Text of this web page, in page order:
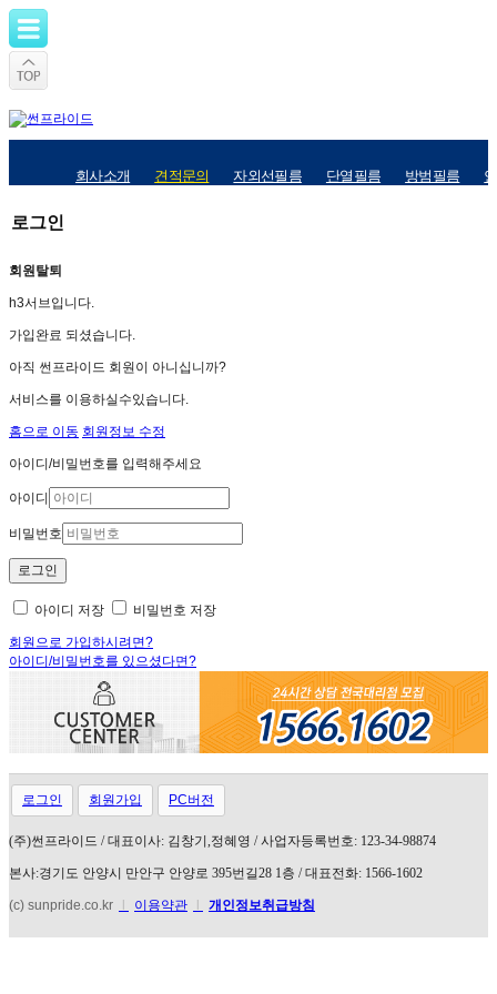
회사소개 견적문의 자외선필름 단열필름 방범필름
로그인
회원탈퇴
h3서브입니다.
가입완료 되셨습니다.
아직 썬프라이드 회원이 아니십니까?
서비스를 이용하실수있습니다.
홈으로 이동 회원정보 수정
아이디/비밀번호를 입력해주세요
아이디
비밀번호
아이디 저장 비밀번호 저장
회원으로 가입하시려면?
아이디/비밀번호를 있으셨다면?
로그인 회원가입 PC버전
(주)썬프라이드 /대표이사: 김창기 ,정혜영 /사업자등록번호: 123-34-98874
본사:경기도 안양시 만안구 안양로 395번길28 1층 /대표전화: 1566-1602
(c) sunpride.co.kr 이용약관 개인정보취급방침